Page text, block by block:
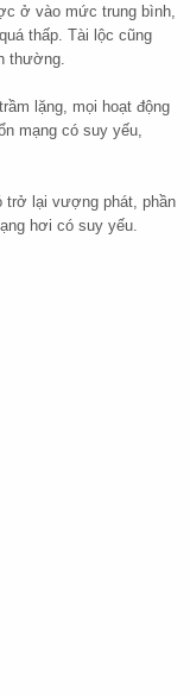
ở vào mức trung bình,
thấp. Tài lộc cũng
thường.
lặng, mọi hoạt động
mạng có suy yếu,
trở lại vượng phát, phần
hơi có suy yếu.